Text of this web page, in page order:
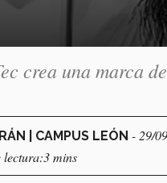
crea una marca
| CAMPUS LEÓN - 29/
lectura:3 mins